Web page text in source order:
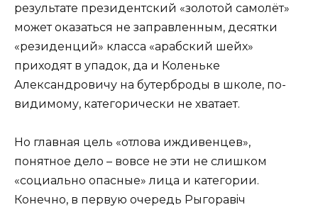
результате президентский «золотой самолёт»
может оказаться не заправленным, десятки
«резиденций» класса «арабский шейх»
приходят в упадок, да и Коленьке
Александровичу на бутерброды в школе, по-
видимому, категорически не хватает.
Но главная цель «отлова иждивенцев»,
понятное дело – вовсе не эти не слишком
«социально опасные» лица и категории.
Конечно, в первую очередь Рыгоравiч